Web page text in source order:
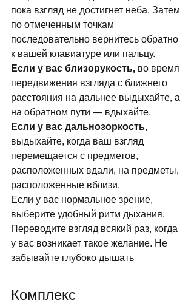
пока взгляд не достигнет неба. Затем
по отмеченным точкам
последовательно вернитесь обратно
к вашей клавиатуре или пальцу.
Если у вас близорукость, во время
передвижения взгляда с ближнего
расстояния на дальнее выдыхайте, а
на обратном пути — вдыхайте.
Если у вас дальнозоркость,
выдыхайте, когда ваш взгляд
перемещается с предметов,
расположенных вдали, на предметы,
расположенные вблизи.
Если у вас нормальное зрение,
выберите удобный ритм дыхания.
Переводите взгляд всякий раз, когда
у вас возникает такое желание. Не
забывайте глубоко дышать
Комплекс